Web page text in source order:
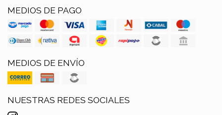
MEDIOS DE PAGO
MEDIOS DE ENVÍO
NUESTRAS REDES SOCIALES